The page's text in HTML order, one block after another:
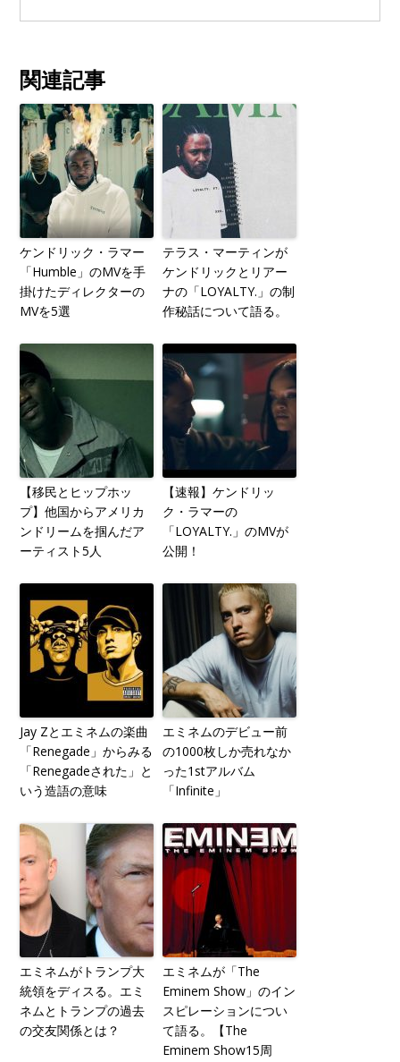
関連記事
ケンドリック・ラマー
「Humble」のMVを手
掛けたディレクターの
MVを5選
テラス・マーティンが
ケンドリックとリアー
ナの「LOYALTY.」の制
作秘話について語る。
【移民とヒップホッ
プ】他国からアメリカ
ンドリームを掴んだア
ーティスト5人
【速報】ケンドリッ
ク・ラマーの
「LOYALTY.」のMVが
公開！
Jay Zとエミネムの楽曲
「Renegade」からみる
「Renegadeされた」と
いう造語の意味
エミネムのデビュー前
の1000枚しか売れなか
った1stアルバム
「Infinite」
エミネムがトランプ大
統領をディスる。エミ
ネムとトランプの過去
の交友関係とは？
エミネムが「The
Eminem Show」のイン
スピレーションについ
て語る。【The
Eminem Show15周